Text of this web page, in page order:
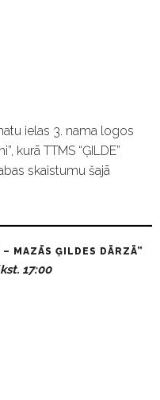
ielas 3. nama logos
kurā TTMS “ĢILDE”
skaistumu šajā
MAZĀS ĢILDES DĀRZĀ”
17:00